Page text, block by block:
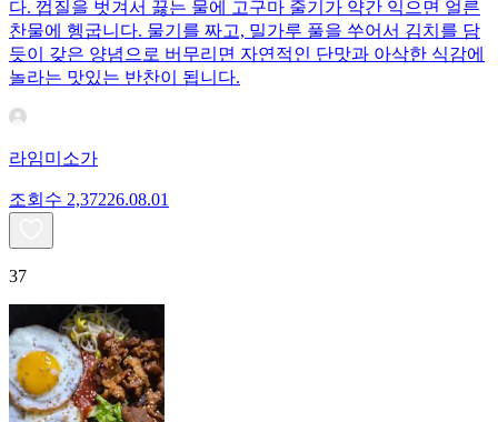
다. 껍질을 벗겨서 끓는 물에 고구마 줄기가 약간 익으면 얼른
찬물에 헹굽니다. 물기를 짜고, 밀가루 풀을 쑤어서 김치를 담
듯이 갖은 양념으로 버무리면 자연적인 단맛과 아삭한 식감에
놀라는 맛있는 반찬이 됩니다.
라임미소가
조회수 2,37226.08.01
37